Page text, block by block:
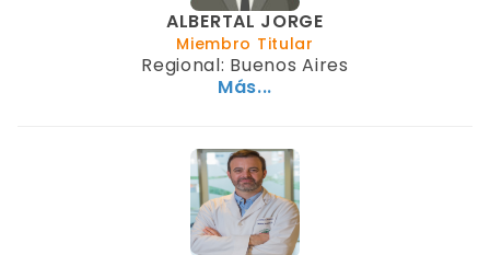
ALBERTAL JORGE
Miembro Titular
Regional: Buenos Aires
Más...